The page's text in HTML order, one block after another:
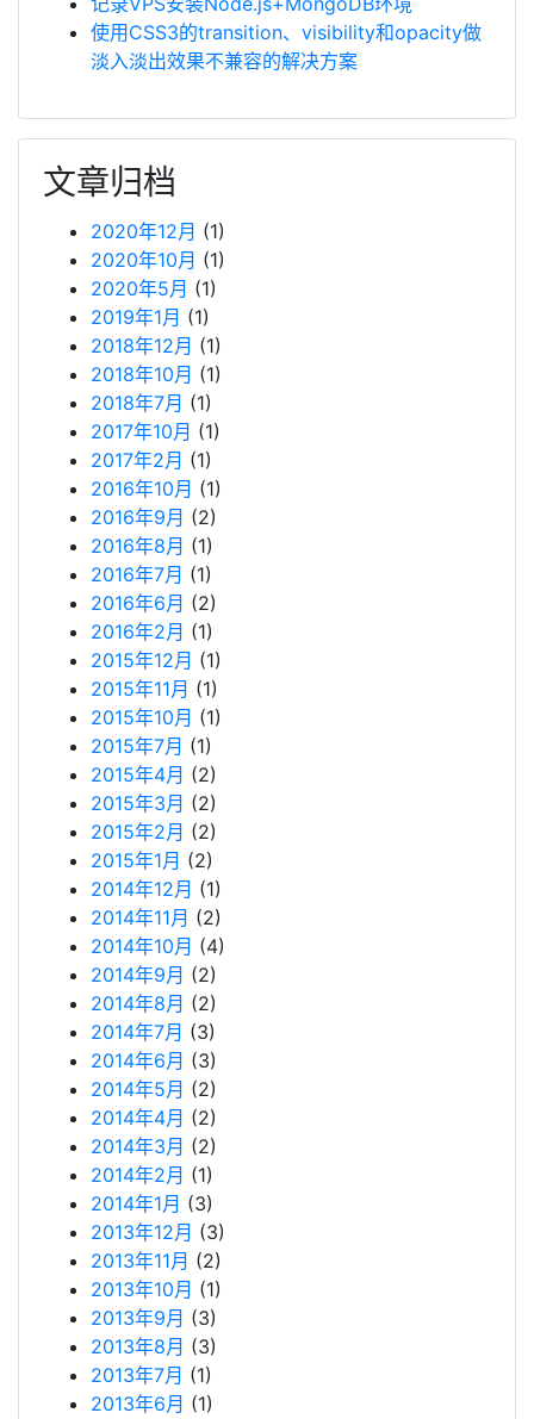
使用CSS3的transition、visibility和opacity做
淡入淡出效果不兼容的解决方案
文章归档
2020年12月 (1)
2020年10月 (1)
2020年5月 (1)
2019年1月 (1)
2018年12月 (1)
2018年10月 (1)
2018年7月 (1)
2017年10月 (1)
2017年2月 (1)
2016年10月 (1)
2016年9月 (2)
2016年8月 (1)
2016年7月 (1)
2016年6月 (2)
2016年2月 (1)
2015年12月 (1)
2015年11月 (1)
2015年10月 (1)
2015年7月 (1)
2015年4月 (2)
2015年3月 (2)
2015年2月 (2)
2015年1月 (2)
2014年12月 (1)
2014年11月 (2)
2014年10月 (4)
2014年9月 (2)
2014年8月 (2)
2014年7月 (3)
2014年6月 (3)
2014年5月 (2)
2014年4月 (2)
2014年3月 (2)
2014年2月 (1)
2014年1月 (3)
2013年12月 (3)
2013年11月 (2)
2013年10月 (1)
2013年9月 (3)
2013年8月 (3)
2013年7月 (1)
2013年6月 (1)